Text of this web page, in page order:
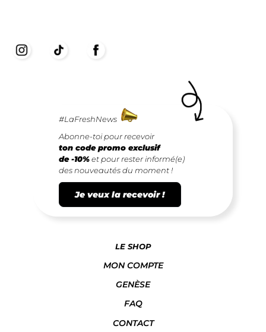
#LaFreshNews
Abonne-toi pour recevoir
ton code promo exclusif
de -10%et pour rester informé(e)
des nouveautés du moment !
Je veux la recevoir !
LE SHOP
MON COMPTE
GENÈSE
FAQ
CONTACT